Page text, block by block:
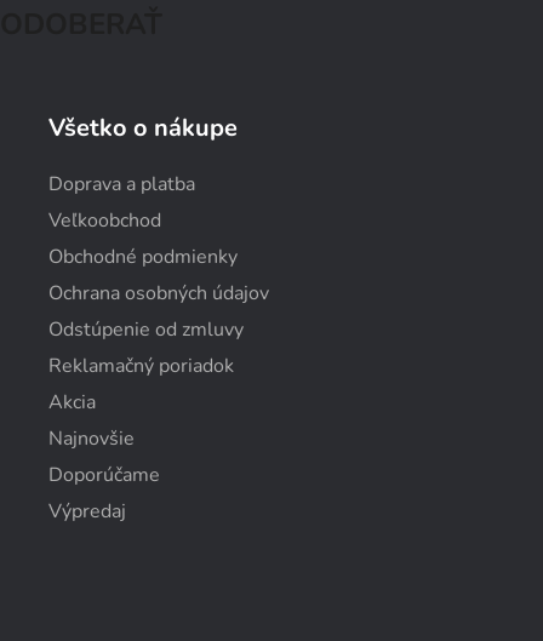
Všetko o nákupe
Doprava a platba
Veľkoobchod
Obchodné podmienky
Ochrana osobných údajov
Odstúpenie od zmluvy
Reklamačný poriadok
Akcia
Najnovšie
Doporúčame
Výpredaj